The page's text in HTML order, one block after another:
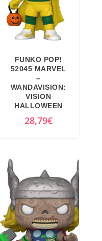
FUNKO POP!
52045 MARVEL
–
WANDAVISION:
VISION
HALLOWEEN
28,79€